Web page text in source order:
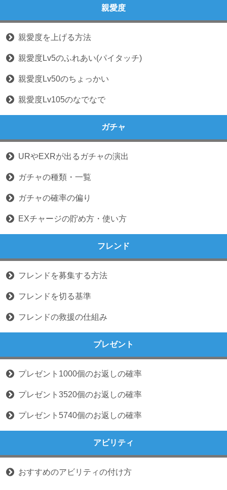
親愛度
親愛度を上げる方法
親愛度Lv5のふれあい(パイタッチ)
親愛度Lv50のちょっかい
親愛度Lv105のなでなで
ガチャ
URやEXRが出るガチャの演出
ガチャの種類・一覧
ガチャの確率の偏り
EXチャージの貯め方・使い方
フレンド
フレンドを募集する方法
フレンドを切る基準
フレンドの救援の仕組み
プレゼント
プレゼント1000個のお返しの確率
プレゼント3520個のお返しの確率
プレゼント5740個のお返しの確率
アビリティ
おすすめのアビリティの付け方